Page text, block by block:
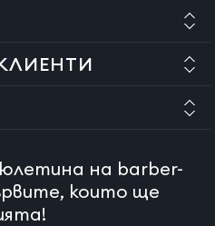
на barber-
които ще